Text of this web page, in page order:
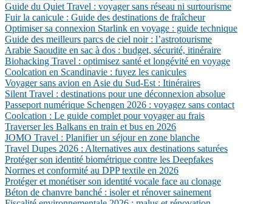
Guide du Quiet Travel : voyager sans réseau ni surtourisme
Fuir la canicule : Guide des destinations de fraîcheur
Optimiser sa connexion Starlink en voyage : guide technique
Guide des meilleurs parcs de ciel noir : l’astrotourisme
Arabie Saoudite en sac à dos : budget, sécurité, itinéraire
Biohacking Travel : optimisez santé et longévité en voyage
Coolcation en Scandinavie : fuyez les canicules
Voyager sans avion en Asie du Sud-Est : Itinéraires
Silent Travel : destinations pour une déconnexion absolue
Passeport numérique Schengen 2026 : voyagez sans contact
Coolcation : Le guide complet pour voyager au frais
Traverser les Balkans en train et bus en 2026
JOMO Travel : Planifier un séjour en zone blanche
Travel Dupes 2026 : Alternatives aux destinations saturées
Protéger son identité biométrique contre les Deepfakes
Normes et conformité au DPP textile en 2026
Protéger et monétiser son identité vocale face au clonage
Béton de chanvre banché : isoler et rénover sainement